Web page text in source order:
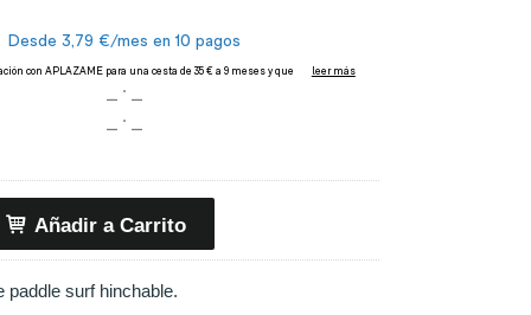
Añadir a Carrito
paddle surf hinchable.